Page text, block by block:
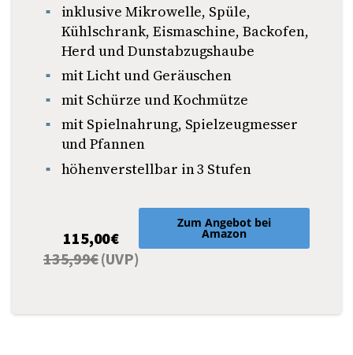
inklusive Mikrowelle, Spüle,
Kühlschrank, Eismaschine, Backofen,
Herd und Dunstabzugshaube
mit Licht und Geräuschen
mit Schürze und Kochmütze
mit Spielnahrung, Spielzeugmesser
und Pfannen
höhenverstellbar in 3 Stufen
115,00€
135,99€(UVP)
Zum Angebot bei
Amazon